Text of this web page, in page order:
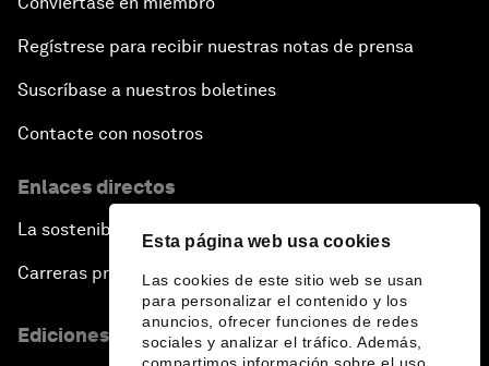
Esta página web usa cookies
Las cookies de este sitio web se usan
para personalizar el contenido y los
anuncios, ofrecer funciones de redes
sociales y analizar el tráfico. Además,
Regístrese para recibir nuestras notas de prensa
Suscríbase a nuestros boletines
Contacte con nosotros
Enlaces directos
La sostenibilidad en el Foro
Carreras profesionales
Ediciones en otros idiomas